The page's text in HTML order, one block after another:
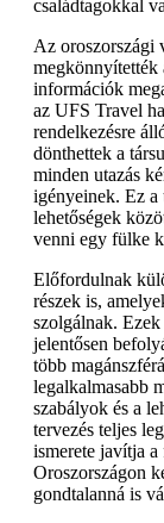
családtagokkal
Az oroszországi
megkönnyítették
információk
az UFS Travel
rendelkezésre
dönthettek a
minden utazás
igényeinek. Ez a
lehetőségek
venni egy fülke
Előfordulnak
részek is,
szolgálnak.
jelentősen
több
legalkalmasabb
szabályok és a
tervezés teljes
ismerete javítja
Oroszországon
gondtalanná is